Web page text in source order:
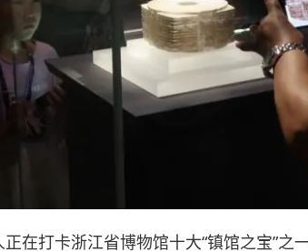
在打卡浙江省博物馆十大“镇馆之宝”之